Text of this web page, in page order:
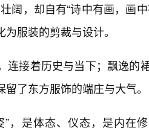
阔，却自有“诗中有画，画
服装的剪裁与设计。
连接着历史与当下；飘逸的
了东方服饰的端庄与大气。
，是体态、仪态，是内在修